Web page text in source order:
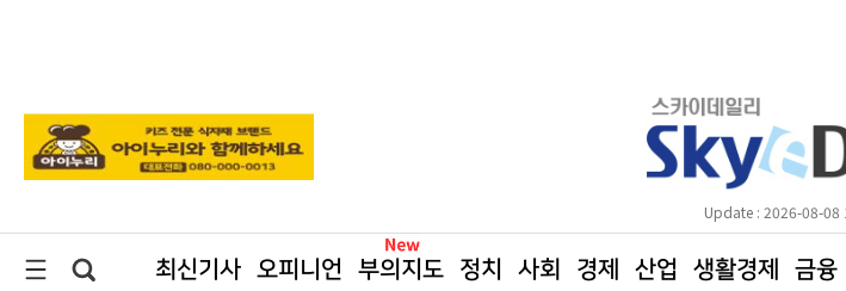
Update : 2026-08-08
최신기사 오피니언 부의지도 정치 사회 경제 산업 생활경제 금융